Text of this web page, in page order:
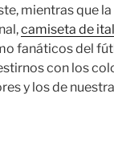
mientras que
camiseta de
fanáticos del
con los
y los de